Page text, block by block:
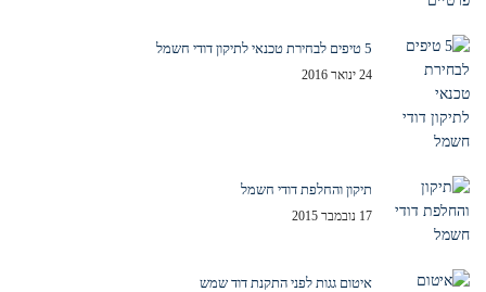
5 טיפים לבחירת טכנאי לתיקון דודי חשמל
24 ינואר 2016
תיקון והחלפת דודי חשמל
17 נובמבר 2015
איטום גגות לפני התקנת דוד שמש